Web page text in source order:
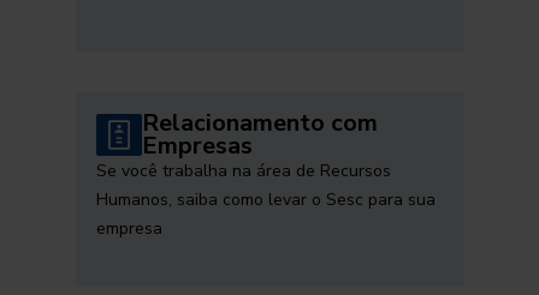
Relacionamento com
Empresas
Se você trabalha na área de Recursos
Humanos, saiba como levar o Sesc para sua
empresa